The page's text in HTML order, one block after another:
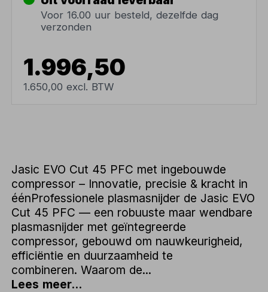
Voor 16.00 uur besteld, dezelfde dag
verzonden
1.996,50
1.650,00 excl. BTW
Jasic EVO Cut 45 PFC met ingebouwde
compressor – Innovatie, precisie & kracht in
éénProfessionele plasmasnijder de Jasic EVO
Cut 45 PFC — een robuuste maar wendbare
plasmasnijder met geïntegreerde
compressor, gebouwd om nauwkeurigheid,
efficiëntie en duurzaamheid te
combineren. Waarom de...
Lees meer...